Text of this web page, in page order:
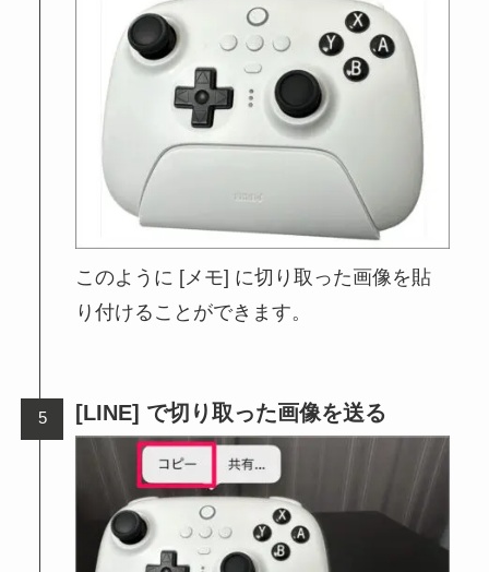
このように [メモ] に切り取った画像を貼
り付けることができます。
[LINE] で切り取った画像を送る